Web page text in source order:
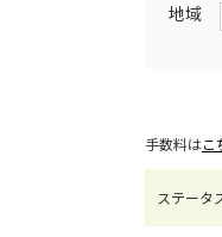
地域
手数料はこ
ステータ